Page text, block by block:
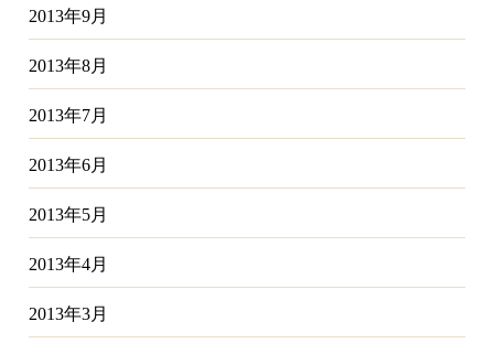
2013年9月
2013年8月
2013年7月
2013年6月
2013年5月
2013年4月
2013年3月